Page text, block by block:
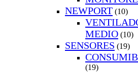
NEWPORT (10)
MEDIO (10)
SENSORES (19)
(19)